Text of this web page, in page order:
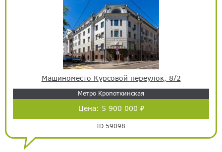
Машиноместо Курсовой переулок, 8/2
Метро Кропоткинская
Цена: 5 900 000 ₽
ID 59098